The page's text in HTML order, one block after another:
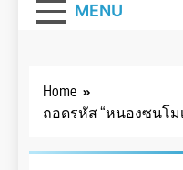
MENU
Home
ถอดรหัส “หนองซนโ